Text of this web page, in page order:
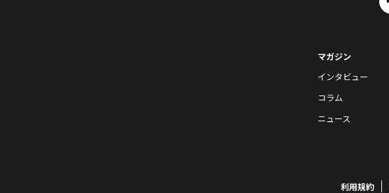
マガジン
インタビュー
コラム
ニュース
利用規約